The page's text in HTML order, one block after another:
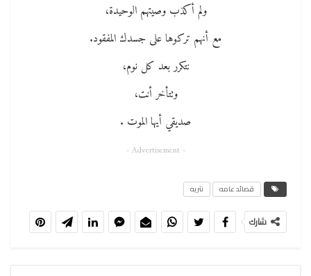
ولم أكذب وصيتهم الوحيدة،
مع أنهم تركوها على جسدك المفقود.
نتكرر بعد كل نوم،
وتتأخر أنت،
صديقي أيها الموت .
- Advertisement -
قصائد عامه نثريه
شارك